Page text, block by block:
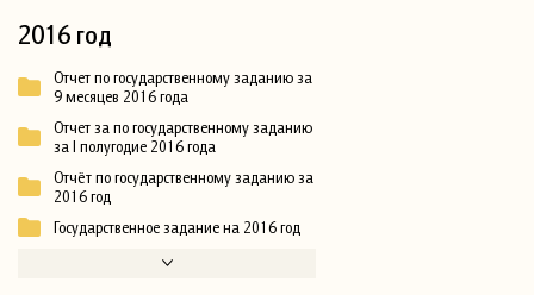
2016 год
Отчет по государственному заданию за
9 месяцев 2016 года
Отчет за по государственному заданию
за I полугодие 2016 года
Отчёт по государственному заданию за
2016 год
Государственное задание на 2016 год